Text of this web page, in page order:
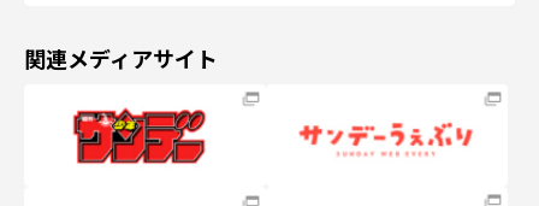
関連メディアサイト